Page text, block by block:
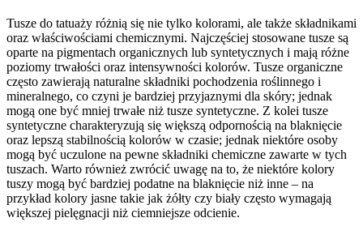
Tusze do tatuaży różnią się nie tylko kolorami, ale także składnikami
oraz właściwościami chemicznymi. Najczęściej stosowane tusze są
oparte na pigmentach organicznych lub syntetycznych i mają różne
poziomy trwałości oraz intensywności kolorów. Tusze organiczne
często zawierają naturalne składniki pochodzenia roślinnego i
mineralnego, co czyni je bardziej przyjaznymi dla skóry; jednak
mogą one być mniej trwałe niż tusze syntetyczne. Z kolei tusze
syntetyczne charakteryzują się większą odpornością na blaknięcie
oraz lepszą stabilnością kolorów w czasie; jednak niektóre osoby
mogą być uczulone na pewne składniki chemiczne zawarte w tych
tuszach. Warto również zwrócić uwagę na to, że niektóre kolory
tuszy mogą być bardziej podatne na blaknięcie niż inne – na
przykład kolory jasne takie jak żółty czy biały często wymagają
większej pielęgnacji niż ciemniejsze odcienie.